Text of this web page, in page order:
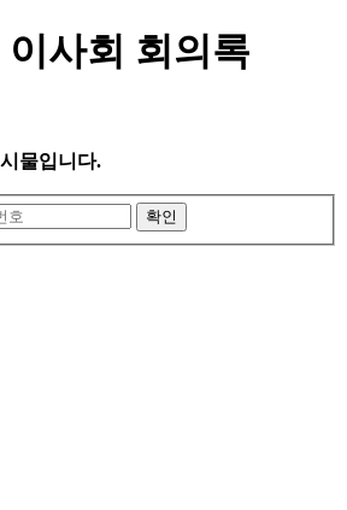
이사회 회의록
물입니다.